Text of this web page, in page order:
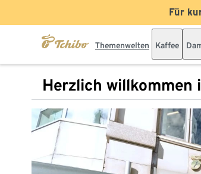
Für
Themenwelten Kaffee
Herzlich willkommen